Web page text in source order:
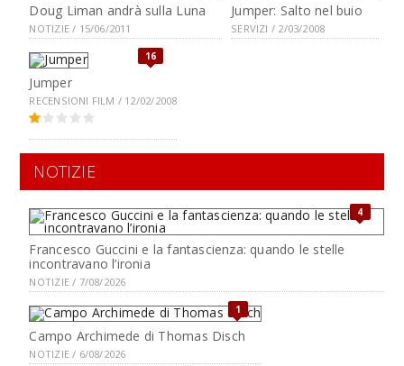
Doug Liman andrà sulla Luna
NOTIZIE / 15/06/2011
Jumper: Salto nel buio
SERVIZI / 2/03/2008
16
Jumper
RECENSIONI FILM / 12/02/2008
NOTIZIE
4
Francesco Guccini e la fantascienza: quando le stelle
incontravano l’ironia
NOTIZIE / 7/08/2026
1
Campo Archimede di Thomas Disch
NOTIZIE / 6/08/2026